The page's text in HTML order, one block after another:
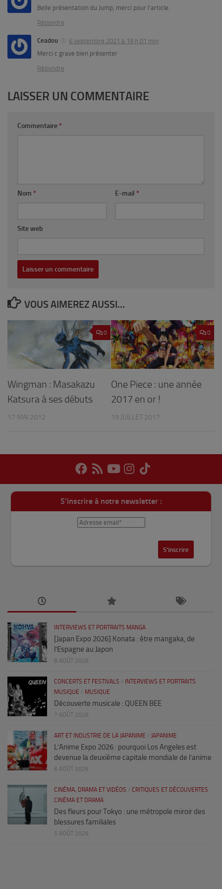
Belle présentation du Jump, merci pour l’article.
Répondre
Ceadou
6 septembre 2021 à 19 h 01 min
Merci c grave bien présenter
Répondre
LAISSER UN COMMENTAIRE
Commentaire *
Nom * E-mail *
Site web
VOUS AIMEREZ AUSSI...
0
Wingman : Masakazu
Katsura à ses débuts
17 MAI 2012
0
One Piece : une année
2017 en or !
19 JUILLET 2017
S'inscrire à notre newsletter :
INTERVIEWS ET PORTRAITS MANGA
[Japan Expo 2026] Konata : être mangaka, de
l’Espagne au Japon
8 AOÛT 2026
CONCERTS ET FESTIVALS / INTERVIEWS ET PORTRAITS
MUSIQUE / MUSIQUE
Découverte musicale : QUEEN BEE
7 AOÛT 2026
ART ET INDUSTRIE DE LA JAPANIME / JAPANIME
L’Anime Expo 2026 : pourquoi Los Angeles est
devenue la deuxième capitale mondiale de l’anime
6 AOÛT 2026
CINÉMA, DRAMA ET VIDÉOS / CRITIQUES ET DÉCOUVERTES
CINÉMA ET DRAMA
Des fleurs pour Tokyo : une métropole miroir des
blessures familiales
5 AOÛT 2026